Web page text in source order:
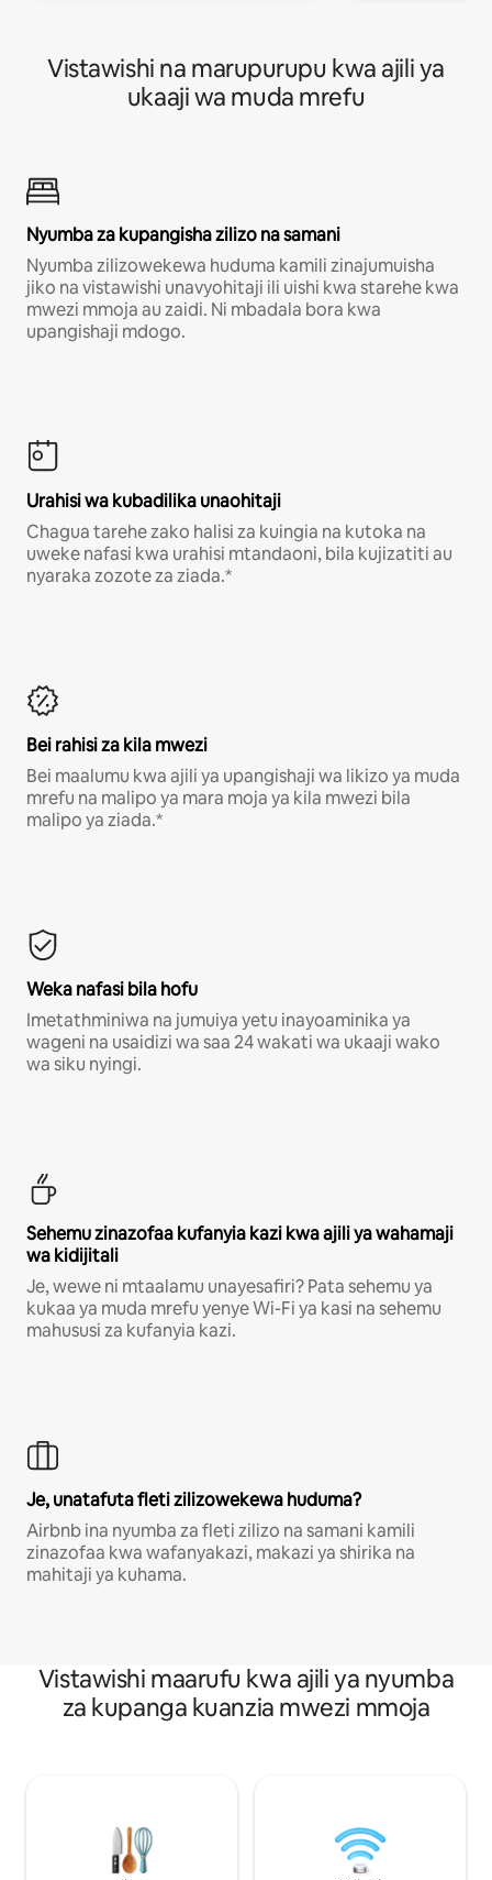
Vistawishi na marupurupu kwa ajili ya
ukaaji wa muda mrefu
Nyumba za kupangisha zilizo na samani
Nyumba zilizowekewa huduma kamili zinajumuisha
jiko na vistawishi unavyohitaji ili uishi kwa starehe kwa
mwezi mmoja au zaidi. Ni mbadala bora kwa
upangishaji mdogo.
Urahisi wa kubadilika unaohitaji
Chagua tarehe zako halisi za kuingia na kutoka na
uweke nafasi kwa urahisi mtandaoni, bila kujizatiti au
nyaraka zozote za ziada.*
Bei rahisi za kila mwezi
Bei maalumu kwa ajili ya upangishaji wa likizo ya muda
mrefu na malipo ya mara moja ya kila mwezi bila
malipo ya ziada.*
Weka nafasi bila hofu
Imetathminiwa na jumuiya yetu inayoaminika ya
wageni na usaidizi wa saa 24 wakati wa ukaaji wako
wa siku nyingi.
Sehemu zinazofaa kufanyia kazi kwa ajili ya wahamaji
wa kidijitali
Je, wewe ni mtaalamu unayesafiri? Pata sehemu ya
kukaa ya muda mrefu yenye Wi-Fi ya kasi na sehemu
mahususi za kufanyia kazi.
Je, unatafuta fleti zilizowekewa huduma?
Airbnb ina nyumba za fleti zilizo na samani kamili
zinazofaa kwa wafanyakazi, makazi ya shirika na
mahitaji ya kuhama.
Vistawishi maarufu kwa ajili ya nyumba
za kupanga kuanzia mwezi mmoja